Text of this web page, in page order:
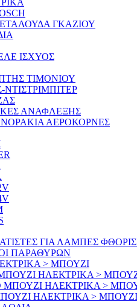
ΓΚΑΖΙΟΥ
ΙΣΧΥΟΣ
ΤΙΜΟΝΙΟΥ
ΑΝΑΦΛΕΞΗΣ
ΑΕΡΟΚΟΡΝΕΣ
ΓΙΑ ΛΑΜΠΕΣ
ΠΑΡΑΘΥΡΩΝ
> ΜΠΟΥΖΙ
ΗΛΕΚΤΡΙΚΑ >
ΜΠΟΥΖΙ ΗΛΕΚΤΡΙΚΑ >
ΗΛΕΚΤΡΙΚΑ > ΜΠΟΥΖΙ